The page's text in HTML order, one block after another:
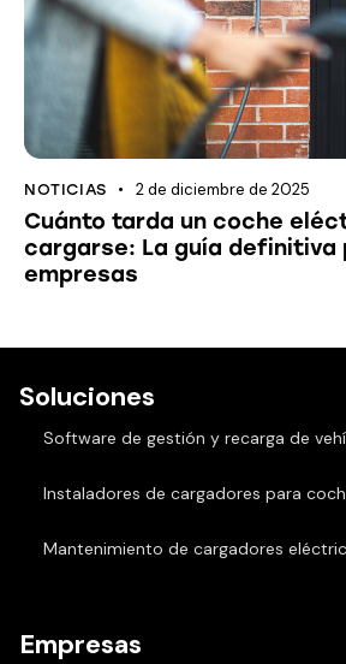
NOTICIAS 2 de diciembre de 2025
Cuánto tarda un coche
cargarse: La guía definitiva
empresas
Soluciones
Software de gestión y recarga de
Instaladores de cargadores para
Mantenimiento de cargadores
Empresas